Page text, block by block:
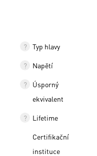
Typ hlavy
Napětí
Úsporný
ekvivalent
Lifetime
Certifikační
instituce